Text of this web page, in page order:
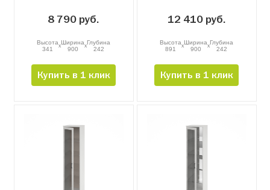
8 790 руб.
Высота
341
xШирина
900
xГлубина
242
Купить в 1 клик
12 410 руб.
Высота
891
xШирина
900
xГлубина
242
Купить в 1 клик